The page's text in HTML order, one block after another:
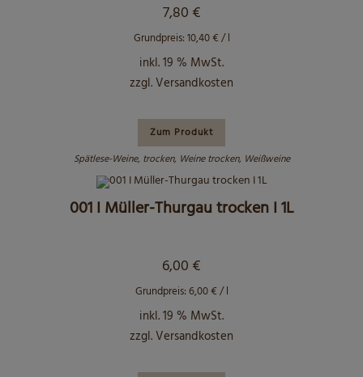
7,80 €
Grundpreis:10,40€/l
inkl. 19 % MwSt.
zzgl.Versandkosten
Zum Produkt
Spätlese-Weine, trocken, Weine trocken, Weißweine
001 I Müller-Thurgau trocken I 1L
6,00 €
Grundpreis:6,00€/l
inkl. 19 % MwSt.
zzgl.Versandkosten